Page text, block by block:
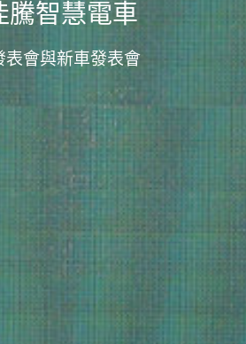
騰智慧電車
表會與新車發表會